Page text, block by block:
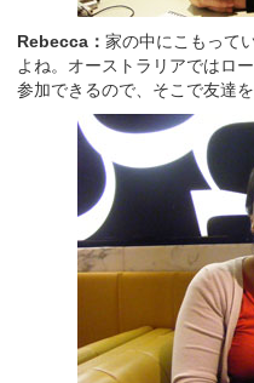
Rebecca： 家の中にこもって
よね。オーストラリアではロ
参加できるので、そこで友達